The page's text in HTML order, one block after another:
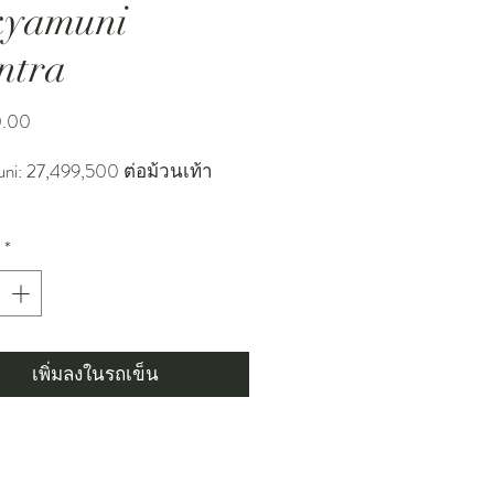
27,499,500 ต่อม้วนเท้า
*
เพิ่มลงในรถเข็น